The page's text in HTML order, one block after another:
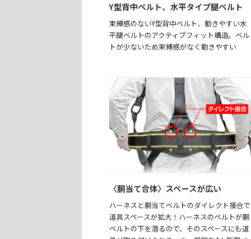
Y型背中ベルト、水平タイプ腿ベルト
束縛感のないY型背中ベルト、動きやすい水
平腿ベルトのアクティブフィット構造。ベル
トが少ないため束縛感がなく動きやすい
〈胴当て合体〉スペースが広い
ハーネスと胴当てベルトのダイレクト接合で
道具スペースが拡大！ハーネスのベルトが胴
ベルトの下を潜るので、そのスペースにも道